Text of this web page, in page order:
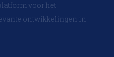
voor het
ontwikkelingen in